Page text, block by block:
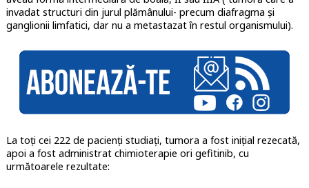
invadat structuri din jurul plămânului- precum diafragma și
ganglionii limfatici, dar nu a metastazat în restul organismului).
La toți cei 222 de pacienți studiați, tumora a fost inițial rezecată,
apoi a fost administrat chimioterapie ori gefitinib, cu
următoarele rezultate: